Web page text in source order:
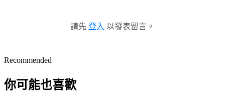
請先 登入 以發表留言。
Recommended
你可能也喜歡